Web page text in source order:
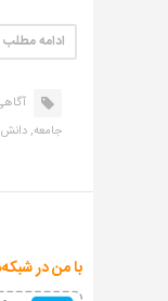
ادامه
جامعه,
با من در